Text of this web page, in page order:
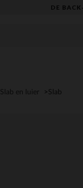
DE
Slab en luier Slab